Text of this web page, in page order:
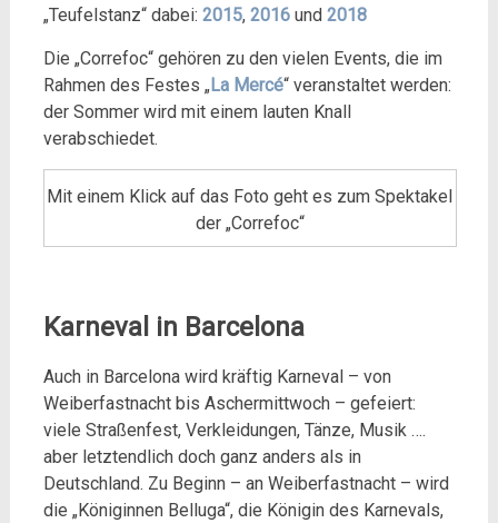
„Teufelstanz“ dabei: 2015, 2016und 2018
Die „Correfoc“ gehören zu den vielen Events, die im
Rahmen des Festes „La Mercé“ veranstaltet werden:
der Sommer wird mit einem lauten Knall
verabschiedet.
Mit einem Klick auf das Foto geht es zum Spektakel
der „Correfoc“
Karneval in Barcelona
Auch in Barcelona wird kräftig Karneval – von
Weiberfastnacht bis Aschermittwoch – gefeiert:
viele Straßenfest, Verkleidungen, Tänze, Musik ….
aber letztendlich doch ganz anders als in
Deutschland. Zu Beginn – an Weiberfastnacht – wird
die „Königinnen Belluga“, die Königin des Karnevals,